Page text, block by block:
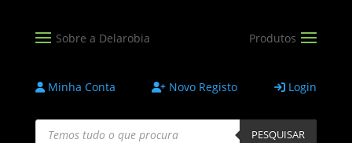
Minha Conta Novo Registo Login
Products
search PESQUISAR